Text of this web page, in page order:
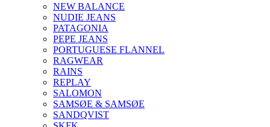
NEW BALANCE
NUDIE JEANS
PATAGONIA
PEPE JEANS
PORTUGUESE FLANNEL
RAGWEAR
RAINS
REPLAY
SALOMON
SAMSØE & SAMSØE
SANDQVIST